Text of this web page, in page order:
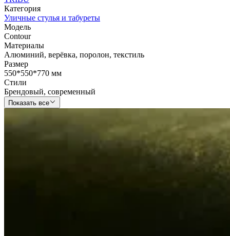
Категория
Уличные стулья и табуреты
Модель
Contour
Материалы
Алюминий, верёвка, поролон, текстиль
Размер
550*550*770 мм
Стили
Брендовый, современный
Показать все